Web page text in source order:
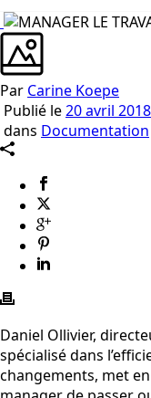
Par Carine Koepe
Publié le20 avril 2018
dans Documentation
Daniel Ollivier,
spécialisé dans
changements, met